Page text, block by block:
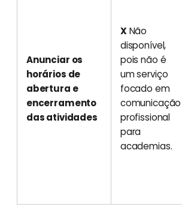
Anunciar os
horários de
abertura e
encerramento
das atividades
XNão
disponível,
pois não é
um serviço
focado em
comunicação
profissional
para
academias.